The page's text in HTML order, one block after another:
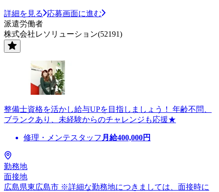
詳細を見る
応募画面に進む
派遣労働者
株式会社レソリューション(52191)
整備士資格を活かし給与UPを目指しましょう！ 年齢不問、
ブランクあり、未経験からのチャレンジも応援★
修理・メンテスタッフ 月給400,000円
勤務地
面接地
広島県東広島市 ※詳細な勤務地につきましては、面接時に